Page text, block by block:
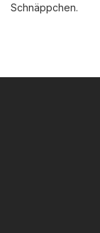
Schnäppchen.